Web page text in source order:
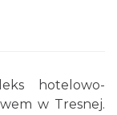
hotelowo-
w Tresnej.